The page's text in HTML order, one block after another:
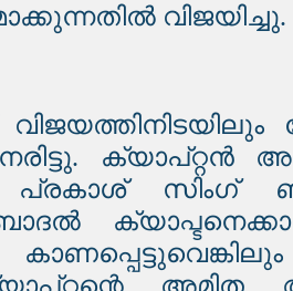
വിജയിച്ചു.
ക്യാപ്റ്റൻ
പ്രകാശ് സിംഗ്